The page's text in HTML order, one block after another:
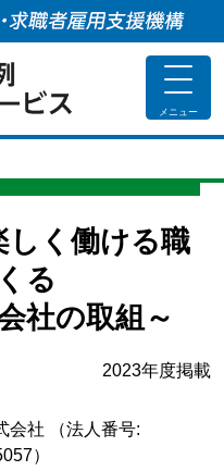
toggle
メニュー
しく働ける職
る
社の取組～
2023年度掲載
会社 （法人番号:
）